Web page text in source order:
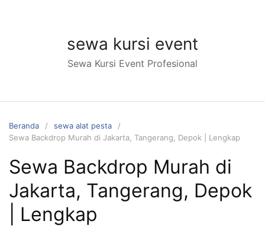
sewa kursi event
Sewa Kursi Event Profesional
Beranda
sewa alat pesta
Sewa Backdrop Murah di Jakarta, Tangerang, Depok | Lengkap
Sewa Backdrop Murah di
Jakarta, Tangerang, Depok
| Lengkap